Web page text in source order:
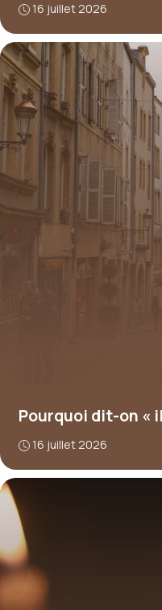
16 juillet 2026
Pourquoi dit-on «
16 juillet 2026